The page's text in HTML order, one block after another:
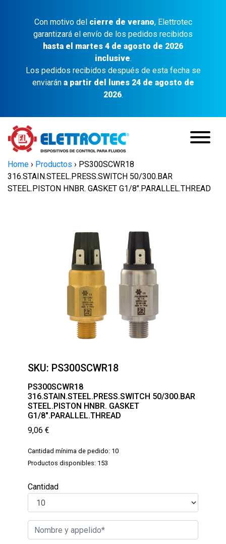
Con motivo del cierre de verano, Elettrotec
garantizará el envío de los pedidos recibidos
hasta el martes 4 de agosto de 2026
inclusive.
Los pedidos recibidos después de esta fecha se
enviarán a partir del lunes 24 de agosto de
2026.
Home › Productos › PS300SCWR18
316.STAIN.STEEL.PRESS.SWITCH 50/300.BAR
STEEL.PISTON HNBR. GASKET G1/8″.PARALLEL.THREAD
SKU: PS300SCWR18
PS300SCWR18
316.STAIN.STEEL.PRESS.SWITCH 50/300.BAR
STEEL.PISTON HNBR. GASKET
G1/8″.PARALLEL.THREAD
9,06 €
Cantidad mínima de pedido: 10
Productos disponibles: 153
Cantidad